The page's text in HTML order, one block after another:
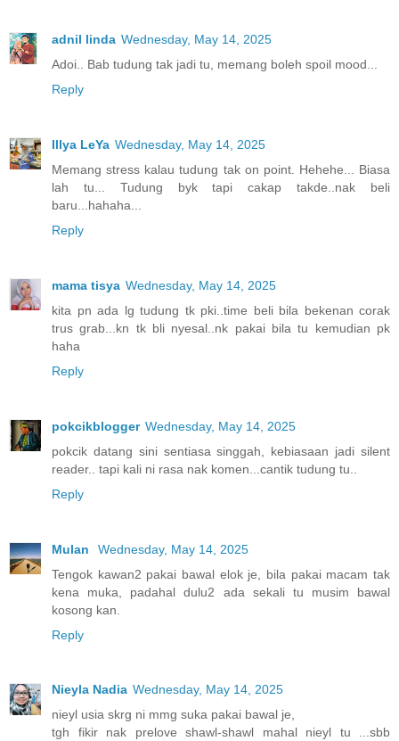
adnil linda Wednesday, May 14, 2025
Adoi.. Bab tudung tak jadi tu, memang boleh spoil mood...
Reply
Illya LeYa Wednesday, May 14, 2025
Memang stress kalau tudung tak on point. Hehehe... Biasa
lah tu... Tudung byk tapi cakap takde..nak beli
baru...hahaha...
Reply
mama tisya Wednesday, May 14, 2025
kita pn ada lg tudung tk pki..time beli bila bekenan corak
trus grab...kn tk bli nyesal..nk pakai bila tu kemudian pk
haha
Reply
pokcikblogger Wednesday, May 14, 2025
pokcik datang sini sentiasa singgah, kebiasaan jadi silent
reader.. tapi kali ni rasa nak komen...cantik tudung tu..
Reply
Mulan
Wednesday, May 14, 2025
Tengok kawan2 pakai bawal elok je, bila pakai macam tak
kena muka, padahal dulu2 ada sekali tu musim bawal
kosong kan.
Reply
Nieyla Nadia Wednesday, May 14, 2025
nieyl usia skrg ni mmg suka pakai bawal je,
tgh fikir nak prelove shawl-shawl mahal nieyl tu ...sbb